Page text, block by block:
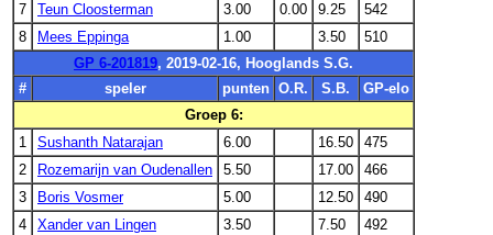
7
Teun Cloosterman 3.00 0.00 9.25
542
8
Mees Eppinga 1.00 3.50
510
GP 6-201819, 2019-02-16, Hooglands S.G.
#
speler punten O.R. S.B.
GP-elo
Groep 6:
1
Sushanth Natarajan 6.00 16.50
475
2
Rozemarijn van Oudenallen 5.50 17.00
466
3
Boris Vosmer 5.00 12.50
490
4
Xander van Lingen 3.50 7.50
492